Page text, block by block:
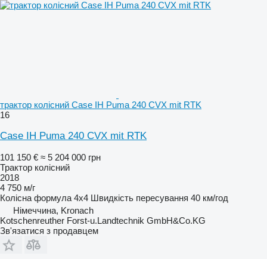
трактор колісний Case IH Puma 240 CVX mit RTK
16
Case IH Puma 240 CVX mit RTK
101 150 € ≈ 5 204 000 грн
Трактор колісний
2018
4 750 м/г
Колісна формула 4x4 Швидкість пересування 40 км/год
Німеччина, Kronach
Kotschenreuther Forst-u.Landtechnik GmbH&Co.KG
Зв'язатися з продавцем